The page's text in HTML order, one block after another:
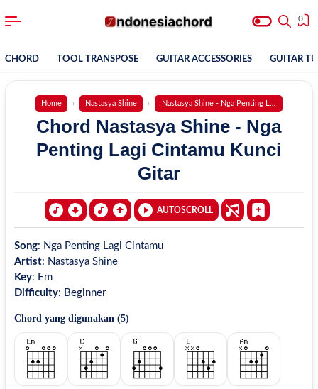
0
CHORD TOOL TRANSPOSE GUITAR ACCESSORIES GUITAR
Home Nastasya Shine Nastasya Shine - Nga Penting Lagi Cintamu
Chord Nastasya Shine - Nga
Penting Lagi Cintamu Kunci
Gitar
AUTOSCROLL
Song: Nga Penting Lagi Cintamu
Artist: Nastasya Shine
Key: Em
Difficulty: Beginner
Chord yang digunakan (5)